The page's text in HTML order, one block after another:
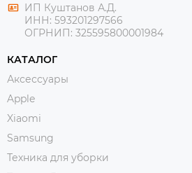
ИП Куштанов А.Д.
ИНН: 593201297566
ОГРНИП: 325595800001984
КАТАЛОГ
Аксессуары
Apple
Xiaomi
Samsung
Техника для уборки